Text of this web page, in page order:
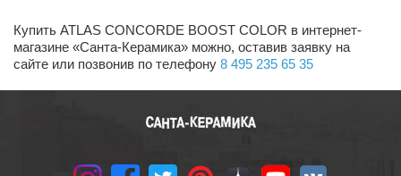
Купить ATLAS CONCORDE BOOST COLOR в интернет-
магазине «Санта-Керамика» можно, оставив заявку на
сайте или позвонив по телефону 8 495 235 65 35